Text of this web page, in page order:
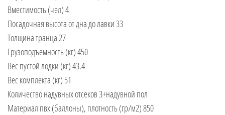
Вместимость (чел) 4
Посадочная высота от дна до лавки 33
Толщина транца 27
Грузоподъемность (кг) 450
Вес пустой лодки (кг) 43.4
Вес комплекта (кг) 51
Количество надувных отсеков 3+надувной пол
Материал пвх (баллоны), плотность (гр/м2) 850